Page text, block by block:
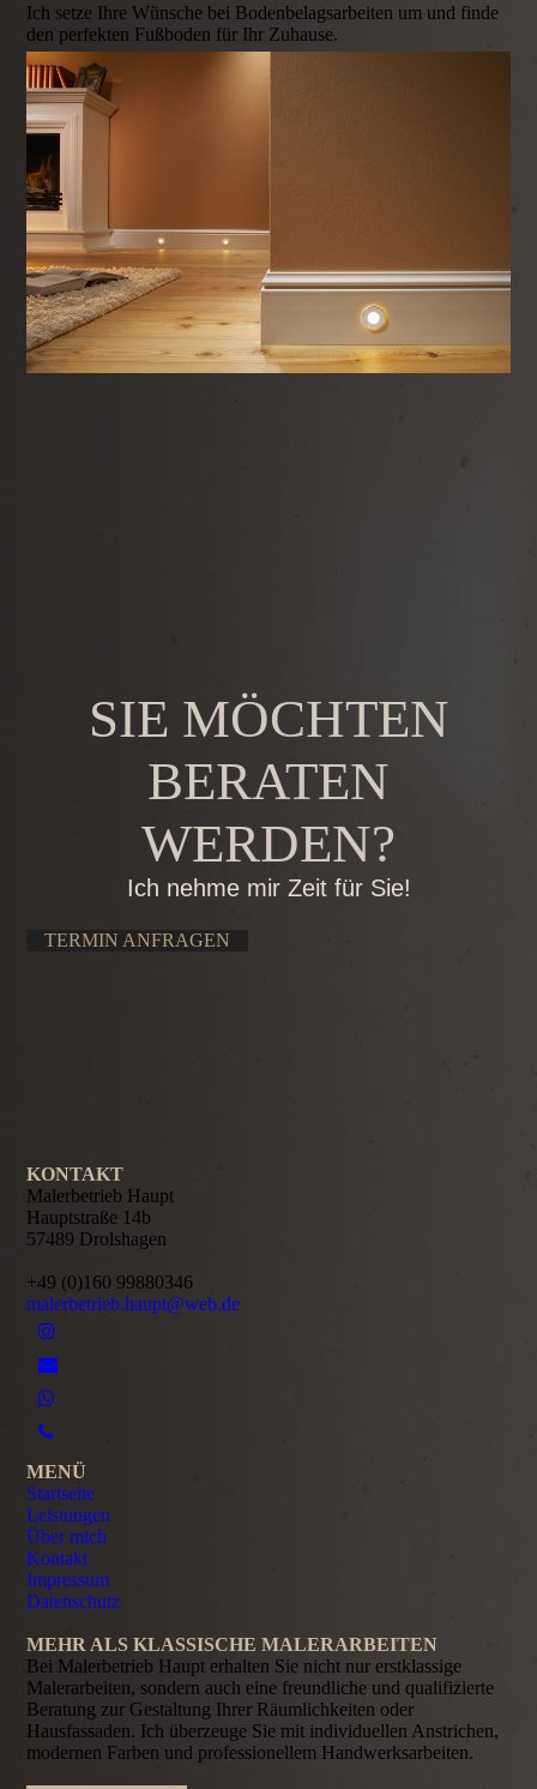
Ich setze Ihre Wünsche bei Boden­belags­arbeiten um und finde
den perfekten Fußboden für Ihr Zuhause.
SIE MÖCHTEN
BERATEN
WERDEN?
Ich nehme mir Zeit für Sie!
TERMIN ANFRAGEN
KONTAKT
Malerbetrieb Haupt
Hauptstraße 14b
57489 Drolshagen
+49 (0)160 99880346
malerbetrieb.haupt@web.de
MENÜ
Startseite
Leistungen
Über mich
Kontakt
Impressum
Datenschutz
MEHR ALS KLASSISCHE MALERARBEITEN
Bei Malerbetrieb Haupt erhalten Sie nicht nur erstklassige
Malerarbeiten, sondern auch eine freundliche und qualifizierte
Beratung zur Gestaltung Ihrer Räumlichkeiten oder
Hausfassaden. Ich überzeuge Sie mit individuellen Anstrichen,
modernen Farben und professionellem Hand­werks­arbeiten.